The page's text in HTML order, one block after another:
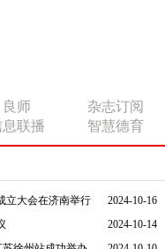
良师
杂志订阅
联播 智慧德育
立大会在济南举行
2024-10-16
2024-10-14